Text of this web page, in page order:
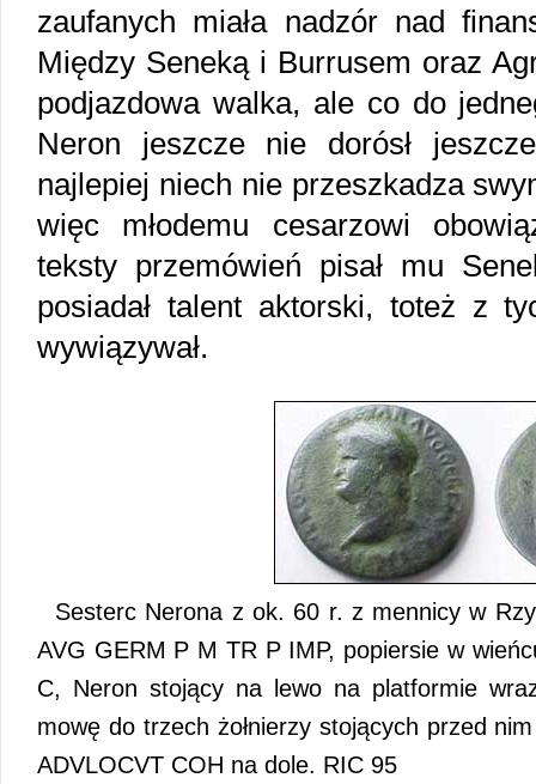
zaufanych miała nadzór nad
Między Seneką i Burrusem oraz
podjazdowa walka, ale co do
Neron jeszcze nie dorósł
najlepiej niech nie przeszkadza
więc młodemu cesarzowi
teksty przemówień pisał mu
posiadał talent aktorski, toteż z
wywiązywał.
Sesterc Nerona z ok. 60 r. z mennicy w
AVG GERM P M TR P IMP, popiersie w
C, Neron stojący na lewo na platformie
mowę do trzech żołnierzy stojących przed
ADVLOCVT COH na dole. RIC 95